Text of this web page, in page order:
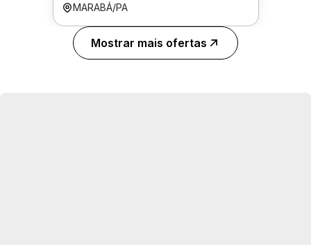
MARABÁ/PA
Mostrar mais ofertas